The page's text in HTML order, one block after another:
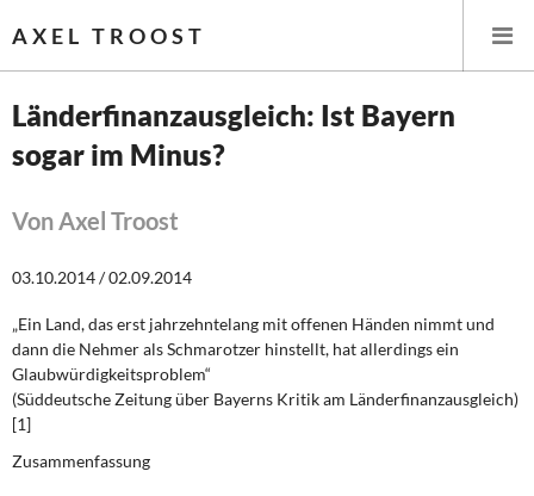
AXEL TROOST
Startseite
Themen
Leitlinien linker Wirtschafts- und Finanzpolitik
Wirtschaftspolitik
Steuer- und Finanzpolitik
Länderfinanzausgleich: Ist Bayern
sogar im Minus?
Von Axel Troost
03.10.2014 / 02.09.2014
„Ein Land, das erst jahrzehntelang mit offenen Händen nimmt und
dann die Nehmer als Schmarotzer hinstellt, hat allerdings ein
Glaubwürdigkeitsproblem“
(Süddeutsche Zeitung über Bayerns Kritik am Länderfinanzausgleich)
[1]
Zusammenfassung